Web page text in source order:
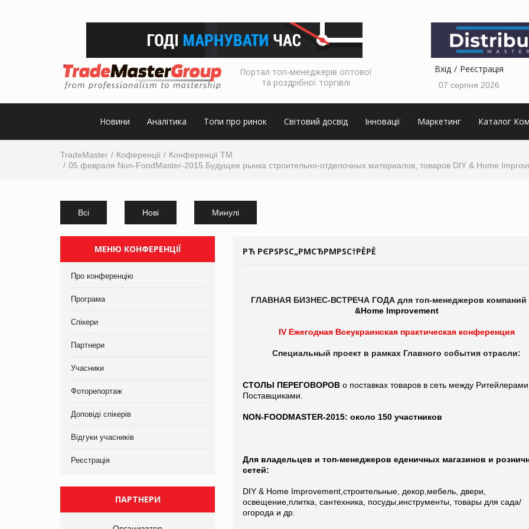
Портал топ-менеджерів оптової
та роздрібної торгівлі
Вхід Реєстрація
07 серпня 2026
Новини Аналітика Топи про ринок Світовий досвід Інновації Маркетинг Каталог
TradeMaster Коференції
Конференції ТМ
05 февраля Non-FoodMaster-2015.Будущее рынка строительно-отделочных материалов, товаров DIY & Home
Всі Нові Минулі
МЕНЮ КОНФЕРЕНЦІЇ
Про конференцію
Програма
Спікери
Партнери
Учасники
Фоторепортаж
Доповіді спікерів
Відгуки учасників
Реєстрація
ПАРТНЕРИ
РЋ РЄРЅРЅС„РΜСЂРΜРЅС†РЁРЁ
ГЛАВНАЯ БИЗНЕС-ВСТРЕЧА ГОДА для топ-менеджеров компаний
&Home Improvement
IV Ежегодная Всеукраинская практическая конференция
Специальный проект в рамках Главного события отрасли:
СТОЛЫ ПЕРЕГОВОРОВ о поставках товаров в сеть между
Поставщиками.
NON-FOODMASTER-2015: около 150 участников
Для владельцев и топ-менеджеров еденичных магазинов и
сетей:
DIY & Home Improvement,строительные, декор,мебель, двери,
освещение,плитка, сантехника, посуды,инструменты, товары для сада/
огорода и др.